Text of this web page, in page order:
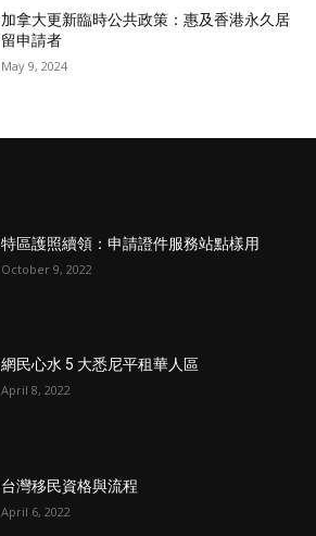
加拿大更新臨時公共政策：惠及香港永久居
留申請者
May 9, 2024
特區護照續領：申請證件服務站點樣用
October 9, 2022
網民心水 5 大悉尼平租華人區
April 8, 2022
台灣移民資格與流程
April 6, 2022